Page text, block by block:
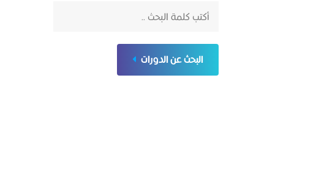
البحث عن الدورات